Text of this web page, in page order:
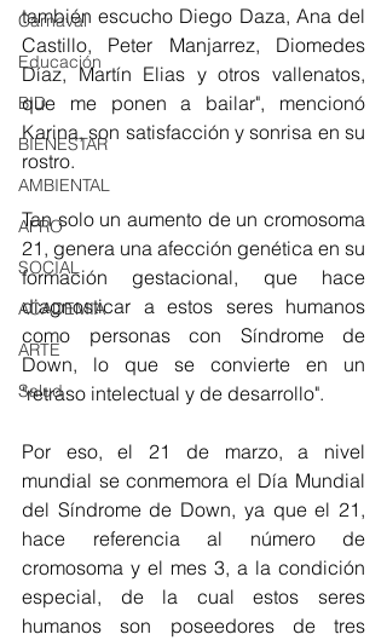
Carnaval
Educación
BID
BIENESTAR
AMBIENTAL
AFRO
SOCIAL
ACADEMIA
ARTE
Salud
también escucho Diego Daza, Ana del
Castillo, Peter Manjarrez, Diomedes
Díaz, Martín Elias y otros vallenatos,
que me ponen a bailar", mencionó
Karina, son satisfacción y sonrisa en su
rostro.
Tan solo un aumento de un cromosoma
21, genera una afección genética en su
formación gestacional, que hace
diagnosticar a estos seres humanos
como personas con Síndrome de
Down, lo que se convierte en un
"retraso intelectual y de desarrollo".
Por eso, el 21 de marzo, a nivel
mundial se conmemora el Día Mundial
del Síndrome de Down, ya que el 21,
hace referencia al número de
cromosoma y el mes 3, a la condición
especial, de la cual estos seres
humanos son poseedores de tres